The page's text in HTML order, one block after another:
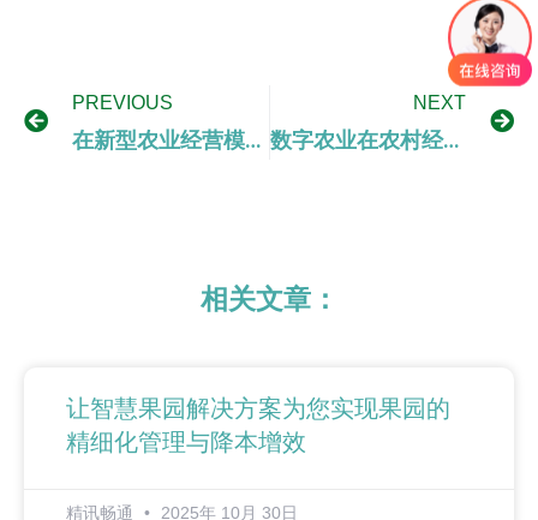
PREVIOUS
在新型农业经营模式中拓展数字农业发展空间
NEXT
数字农业在农村经济中的作用
相关文章：
让智慧果园解决方案为您实现果园的
精细化管理与降本增效
精讯畅通 2025年 10月 30日